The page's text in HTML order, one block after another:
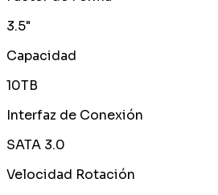
3.5"
Capacidad
10TB
Interfaz de Conexión
SATA 3.0
Velocidad Rotación